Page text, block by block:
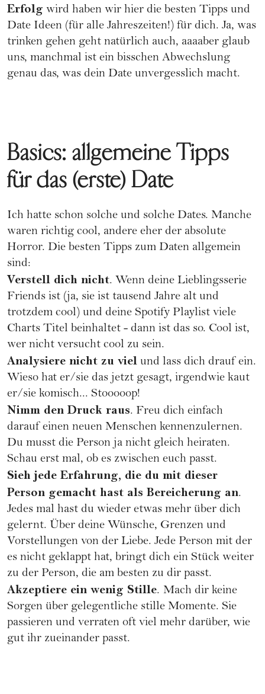
Erfolg wird haben wir hier die besten Tipps und
Date Ideen (für alle Jahreszeiten!) für dich. Ja, was
trinken gehen geht natürlich auch, aaaaber glaub
uns, manchmal ist ein bisschen Abwechslung
genau das, was dein Date unvergesslich macht.
Basics: allgemeine Tipps
für das (erste) Date
Ich hatte schon solche und solche Dates. Manche
waren richtig cool, andere eher der absolute
Horror. Die besten Tipps zum Daten allgemein
sind:
Verstell dich nicht. Wenn deine Lieblingsserie
Friends ist (ja, sie ist tausend Jahre alt und
trotzdem cool) und deine Spotify Playlist viele
Charts Titel beinhaltet - dann ist das so. Cool ist,
wer nicht versucht cool zu sein.
Analysiere nicht zu viel und lass dich drauf ein.
Wieso hat er/sie das jetzt gesagt, irgendwie kaut
er/sie komisch... Stooooop!
Nimm den Druck raus. Freu dich einfach
darauf einen neuen Menschen kennenzulernen.
Du musst die Person ja nicht gleich heiraten.
Schau erst mal, ob es zwischen euch passt.
Sieh jede Erfahrung, die du mit dieser
Person gemacht hast als Bereicherung an.
Jedes mal hast du wieder etwas mehr über dich
gelernt. Über deine Wünsche, Grenzen und
Vorstellungen von der Liebe. Jede Person mit der
es nicht geklappt hat, bringt dich ein Stück weiter
zu der Person, die am besten zu dir passt.
Akzeptiere ein wenig Stille. Mach dir keine
Sorgen über gelegentliche stille Momente. Sie
passieren und verraten oft viel mehr darüber, wie
gut ihr zueinander passt.